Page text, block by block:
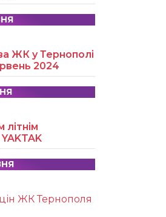
ЖК у Тернополі
2024
літнім
ЖК Тернополя